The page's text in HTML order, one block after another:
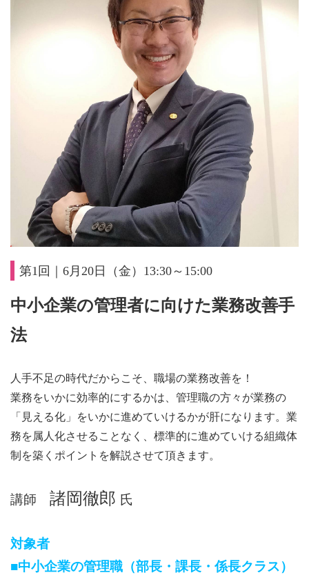
第1回｜6月20日（金）13:30～15:00
中小企業の管理者に向けた業務改善手
法
人手不足の時代だからこそ、職場の業務改善を！
業務をいかに効率的にするかは、管理職の方々が業務の
「見える化」をいかに進めていけるかが肝になります。業
務を属人化させることなく、標準的に進めていける組織体
制を築くポイントを解説させて頂きます。
講師 諸岡徹郎 氏
対象者
■中小企業の管理職（部長・課長・係長クラス）